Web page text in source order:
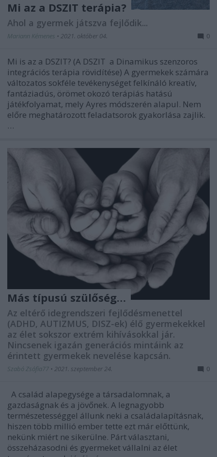
Mi az a DSZIT terápia?
Ahol a gyermek játszva fejlődik...
Mariann Kémenes • 2021. október 04. 0
Mi is az a DSZIT? (A DSZIT a Dinamikus szenzoros
integrációs terápia rövidítése) A gyermekek számára
változatos sokféle tevékenységet felkínáló kreatív,
fantáziadús, örömet okozó terápiás hatású
játékfolyamat, mely Ayres módszerén alapul. Nem
előre meghatározott feladatsorok gyakorlása zajlik.
…
Más típusú szülőség…
Az eltérő idegrendszeri fejlődésmenettel
(ADHD, AUTIZMUS, DISZ-ek) élő gyermekekkel
az élet sokszor extrém kihívásokkal jár.
Nincsenek igazán generációs mintáink az
érintett gyermekek nevelése kapcsán.
Szabó Zsófia77 • 2021. szeptember 24. 0
A család alapegysége a társadalomnak, a
gazdaságnak és a jövőnek. A legnagyobb
természetességgel állunk neki a családalapításnak,
hiszen több millió ember tette ezt már előttünk,
nekünk miért ne sikerülne. Párt választani,
összeházasodni és gyermeket vállalni az élet